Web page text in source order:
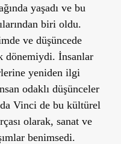
yaşadı ve bu
biri oldu.
ve düşüncede
dönemiydi. İnsanlar
yeniden ilgi
odaklı düşünceler
Vinci de bu kültürel
olarak, sanat ve
benimsedi.